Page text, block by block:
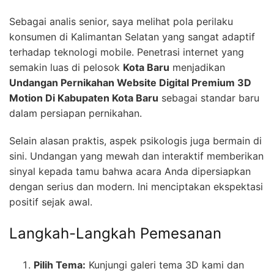
Sebagai analis senior, saya melihat pola perilaku
konsumen di Kalimantan Selatan yang sangat adaptif
terhadap teknologi mobile. Penetrasi internet yang
semakin luas di pelosok Kota Baru menjadikan
Undangan Pernikahan Website Digital Premium 3D
Motion Di Kabupaten Kota Baru sebagai standar baru
dalam persiapan pernikahan.
Selain alasan praktis, aspek psikologis juga bermain di
sini. Undangan yang mewah dan interaktif memberikan
sinyal kepada tamu bahwa acara Anda dipersiapkan
dengan serius dan modern. Ini menciptakan ekspektasi
positif sejak awal.
Langkah-Langkah Pemesanan
Pilih Tema: Kunjungi galeri tema 3D kami dan